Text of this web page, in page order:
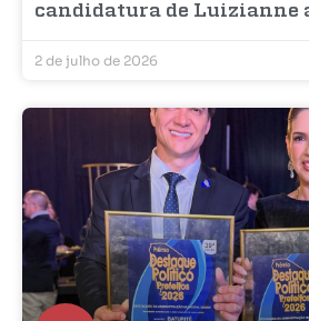
candidatura de Luizianne
2 de julho de 2026